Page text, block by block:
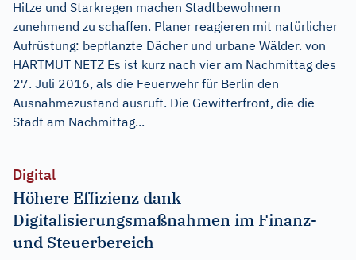
Hitze und Starkregen machen Stadtbewohnern
zunehmend zu schaffen. Planer reagieren mit natürlicher
Aufrüstung: bepflanzte Dächer und urbane Wälder. von
HARTMUT NETZ Es ist kurz nach vier am Nachmittag des
27. Juli 2016, als die Feuerwehr für Berlin den
Ausnahmezustand ausruft. Die Gewitterfront, die die
Stadt am Nachmittag...
Digital
Höhere Effizienz dank
Digitalisierungsmaßnahmen im Finanz-
und Steuerbereich